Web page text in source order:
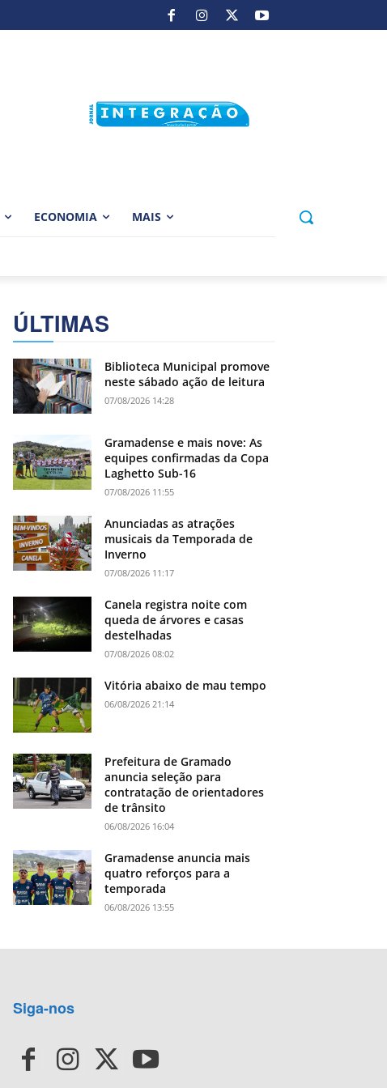
ECONOMIA MAIS
ÚLTIMAS
Biblioteca Municipal promove
neste sábado ação de leitura
07/08/2026 14:28
Gramadense e mais nove: As
equipes confirmadas da Copa
Laghetto Sub-16
07/08/2026 11:55
Anunciadas as atrações
musicais da Temporada de
Inverno
07/08/2026 11:17
Canela registra noite com
queda de árvores e casas
destelhadas
07/08/2026 08:02
Vitória abaixo de mau tempo
06/08/2026 21:14
Prefeitura de Gramado
anuncia seleção para
contratação de orientadores
de trânsito
06/08/2026 16:04
Gramadense anuncia mais
quatro reforços para a
temporada
06/08/2026 13:55
Siga-nos